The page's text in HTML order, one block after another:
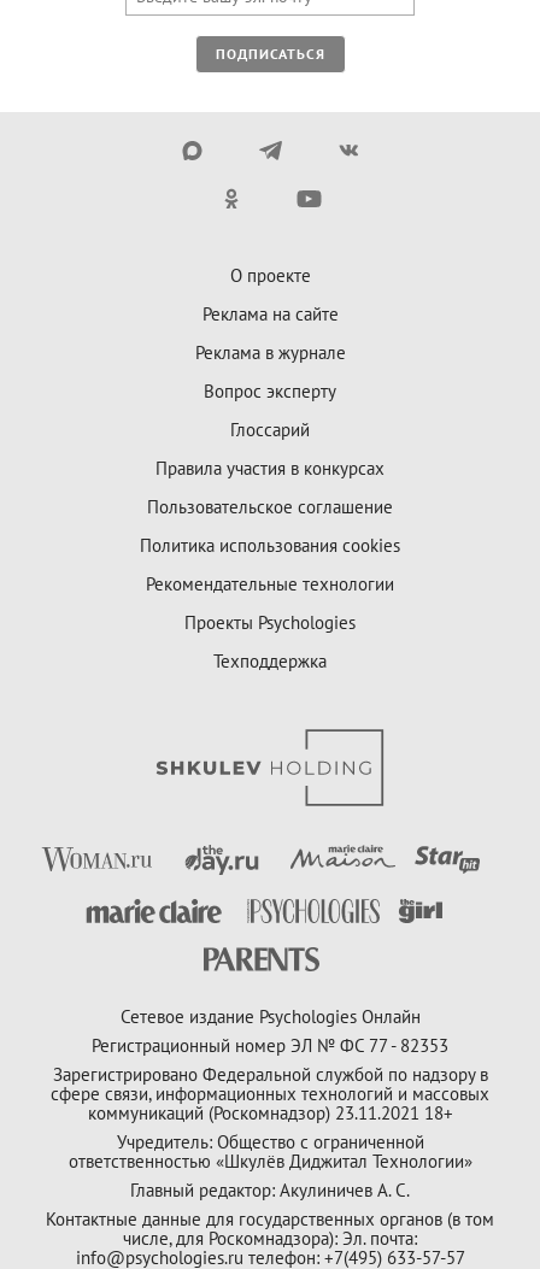
ПОДПИСАТЬСЯ
О проекте
Реклама на сайте
Реклама в журнале
Вопрос эксперту
Глоссарий
Правила участия в конкурсах
Пользовательское соглашение
Политика использования cookies
Рекомендательные технологии
Проекты Psychologies
Техподдержка
Сетевое издание Psychologies Онлайн
Регистрационный номер ЭЛ № ФС 77 - 82353
Зарегистрировано Федеральной службой по надзору в
сфере связи, информационных технологий и массовых
коммуникаций (Роскомнадзор) 23.11.2021 18+
Учредитель: Общество с ограниченной
ответственностью «Шкулёв Диджитал Технологии»
Главный редактор: Акулиничев А. С.
Контактные данные для государственных органов (в том
числе, для Роскомнадзора): Эл. почта:
info@psychologies.ru телефон: +7(495) 633-57-57